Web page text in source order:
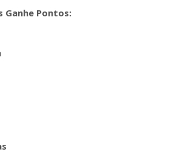
Ganhe Pontos: